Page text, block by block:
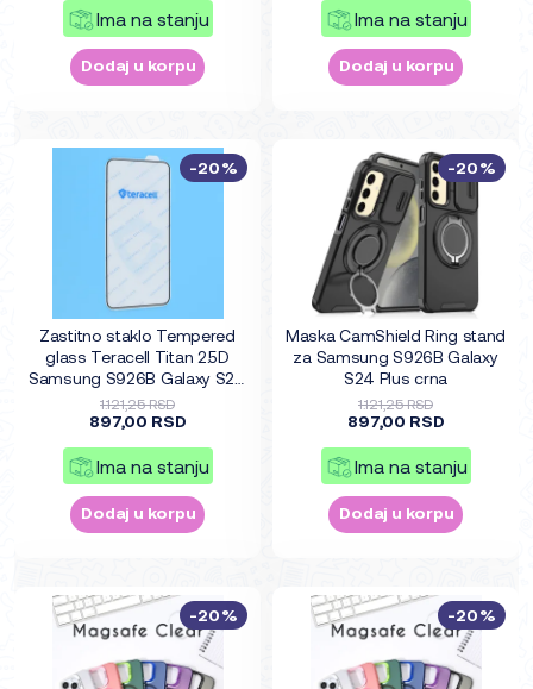
Ima na stanju
Dodaj u korpu
Ima na stanju
Dodaj u korpu
Zastitno staklo Tempered
glass Teracell Titan 2.5D
Samsung S926B Galaxy S24
Plus crni (fingerprint unlock)
1.121,25 RSD
897,00 RSD
Ima na stanju
Dodaj u korpu
-20%
Maska CamShield Ring stand
za Samsung S926B Galaxy
S24 Plus crna
1.121,25 RSD
897,00 RSD
Ima na stanju
Dodaj u korpu
-20%
-20% -20%